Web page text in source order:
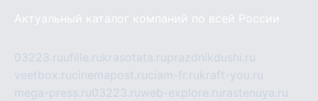
Актуальный каталог компаний по всей России
03223.ruufille.rukrasotata.ruprazdnikdushi.ru
veetbox.rucinemapost.ruciam-fr.rukraft-you.ru
mega-press.ru03223.ruweb-explore.ru rastenuya.ru